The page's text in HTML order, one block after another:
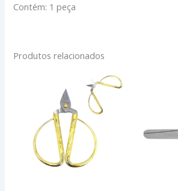
Contém: 1 peça
Produtos relacionados